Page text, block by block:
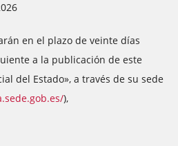
en el plazo de veinte días
a la publicación de este
del Estado», a través de su sede
),